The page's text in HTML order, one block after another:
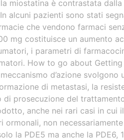
miostatina è contrastata
alcuni pazienti sono stati
che vendono farmaci
mg costituisce un aumento
i parametri di
How to go about
d’azione svolgono
di metastasi, la
prosecuzione del
anche nei rari casi in cui
non
la PDE5 ma anche la PDE6,